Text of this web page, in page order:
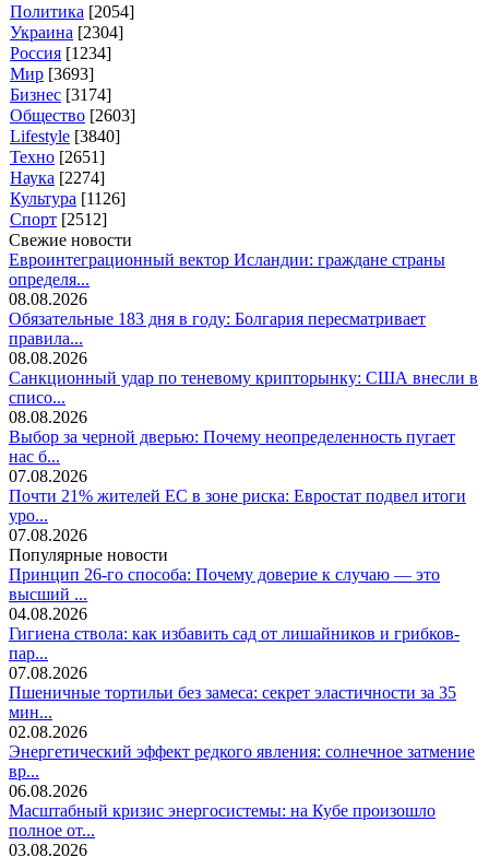
Политика [2054]
Украина [2304]
Россия [1234]
Мир [3693]
Бизнес [3174]
Общество [2603]
Lifestyle [3840]
Техно [2651]
Наука [2274]
Культура [1126]
Спорт [2512]
Свежие новости
Евроинтеграционный вектор Исландии: граждане страны
определя...
08.08.2026
Обязательные 183 дня в году: Болгария пересматривает
правила...
08.08.2026
Санкционный удар по теневому крипторынку: США внесли в
списо...
08.08.2026
Выбор за черной дверью: Почему неопределенность пугает
нас б...
07.08.2026
Почти 21% жителей ЕС в зоне риска: Евростат подвел итоги
уро...
07.08.2026
Популярные новости
Принцип 26-го способа: Почему доверие к случаю — это
высший ...
04.08.2026
Гигиена ствола: как избавить сад от лишайников и грибков-
пар...
07.08.2026
Пшеничные тортильи без замеса: секрет эластичности за 35
мин...
02.08.2026
Энергетический эффект редкого явления: солнечное затмение
вр...
06.08.2026
Масштабный кризис энергосистемы: на Кубе произошло
полное от...
03.08.2026